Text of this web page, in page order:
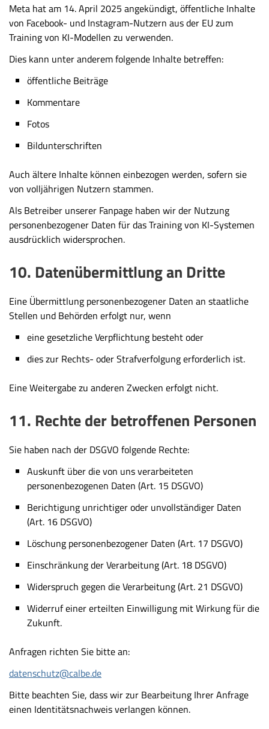
Meta hat am 14. April 2025 angekündigt, öffentliche Inhalte
von Facebook- und Instagram-Nutzern aus der EU zum
Training von KI-Modellen zu verwenden.
Dies kann unter anderem folgende Inhalte betreffen:
öffentliche Beiträge
Kommentare
Fotos
Bildunterschriften
Auch ältere Inhalte können einbezogen werden, sofern sie
von volljährigen Nutzern stammen.
Als Betreiber unserer Fanpage haben wir der Nutzung
personenbezogener Daten für das Training von KI-Systemen
ausdrücklich widersprochen.
10. Datenübermittlung an Dritte
Eine Übermittlung personenbezogener Daten an staatliche
Stellen und Behörden erfolgt nur, wenn
eine gesetzliche Verpflichtung besteht oder
dies zur Rechts- oder Strafverfolgung erforderlich ist.
Eine Weitergabe zu anderen Zwecken erfolgt nicht.
11. Rechte der betroffenen Personen
Sie haben nach der DSGVO folgende Rechte:
Auskunft über die von uns verarbeiteten
personenbezogenen Daten (Art. 15 DSGVO)
Berichtigung unrichtiger oder unvollständiger Daten
(Art. 16 DSGVO)
Löschung personenbezogener Daten (Art. 17 DSGVO)
Einschränkung der Verarbeitung (Art. 18 DSGVO)
Widerspruch gegen die Verarbeitung (Art. 21 DSGVO)
Widerruf einer erteilten Einwilligung mit Wirkung für die
Zukunft.
Anfragen richten Sie bitte an:
datenschutz@calbe.de
Bitte beachten Sie, dass wir zur Bearbeitung Ihrer Anfrage
einen Identitätsnachweisverlangen können.